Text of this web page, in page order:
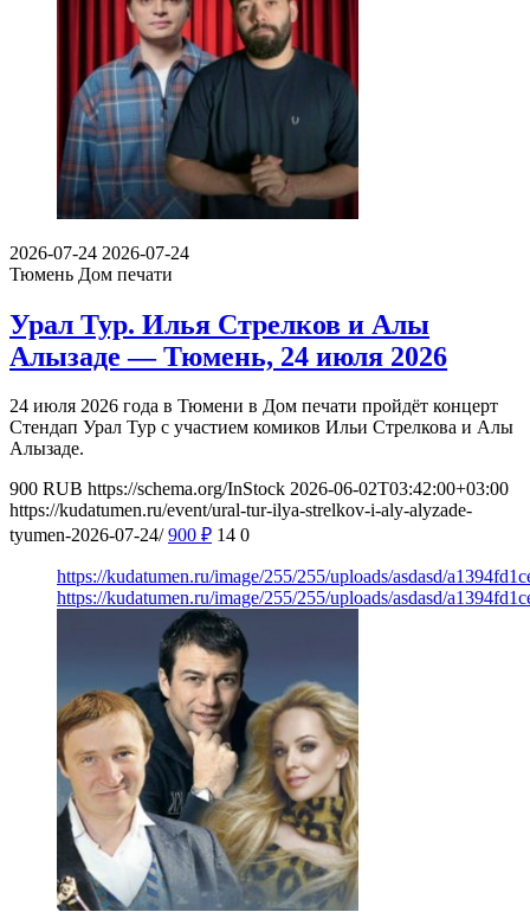
2026-07-24 2026-07-24
Тюмень Дом печати
Урал Тур. Илья Стрелков и Алы
Алызаде — Тюмень, 24 июля 2026
24 июля 2026 года в Тюмени в Дом печати пройдёт концерт
Стендап Урал Тур с участием комиков Ильи Стрелкова и Алы
Алызаде.
900 RUB https://schema.org/InStock 2026-06-02T03:42:00+03:00
https://kudatumen.ru/event/ural-tur-ilya-strelkov-i-aly-alyzade-
tyumen-2026-07-24/ 900 ₽ 14 0
https://kudatumen.ru/image/255/255/uploads/asdasd/
https://kudatumen.ru/image/255/255/uploads/asdasd/